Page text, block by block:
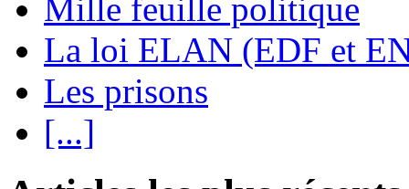
Mille feuille politique
La loi ELAN (EDF et
Les prisons
[...]